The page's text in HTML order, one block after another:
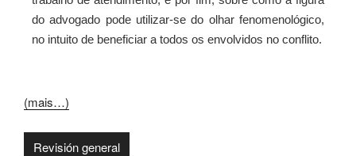
do advogado pode utilizar-se do olhar fenomenológico,
no intuito de beneficiar a todos os envolvidos no conflito.
(mais…)
Revisión general